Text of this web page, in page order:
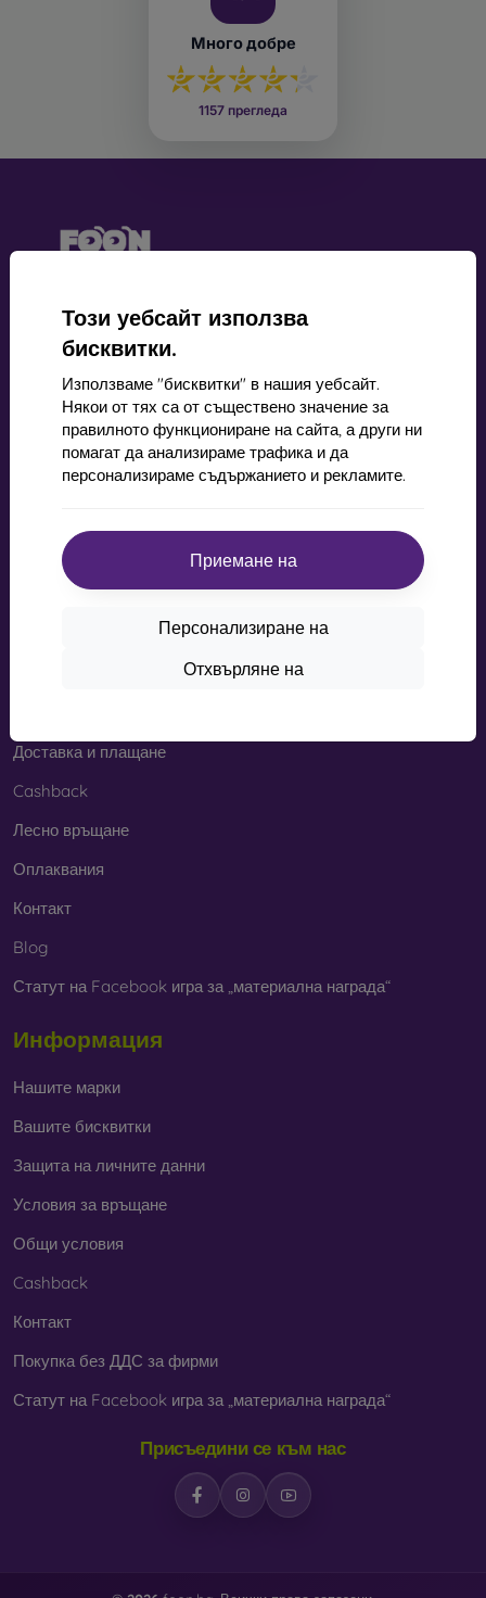
Този уебсайт използва
бисквитки.
Използваме "бисквитки" в нашия уебсайт.
Някои от тях са от съществено значение за
правилното функциониране на сайта, а други ни
помагат да анализираме трафика и да
персонализираме съдържанието и рекламите.
Приемане на
Персонализиране на
Отхвърляне на
Много добре
1157 прегледа
44547722
ДДС ​​номер:SK2022734318
Контакт
info@mobilonline.sk
От понеделник до петък:
Онлайн
Доставка и плащане
Cashback
Лесно връщане
Оплаквания
Контакт
Blog
Статут на Facebook игра за „материална награда“
Информация
Нашите марки
Вашите бисквитки
Защита на личните данни
Условия за връщане
Общи условия
Cashback
Контакт
Покупка без ДДС за фирми
Статут на Facebook игра за „материална награда“
Присъедини се към нас